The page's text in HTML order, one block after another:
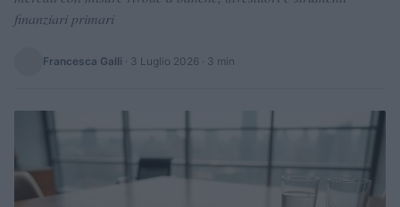
finanziari primari
Francesca Galli · 3 Luglio 2026 · 3 min